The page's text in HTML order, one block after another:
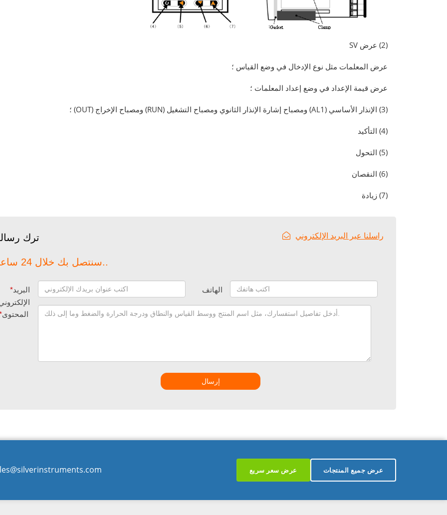
(2) عرض SV
عرض المعلمات مثل نوع الإدخال في وضع القياس ؛
عرض قيمة الإعداد في وضع إعداد المعلمات ؛
(3) الإنذار الأساسي (AL1) ومصباح إشارة الإنذار الثانوي ومصباح التشغيل (RUN) ومصباح الإخراج (OUT) ؛
(4) التأكيد
(5) التحول
(6) النقصان
(7) زيادة
ترك راسلنا عبر البريد الإلكتروني
سنتصل بك خلال 24 ساعة..
*البريد
الهاتف
المحتوى
إرسال
عرض سعر سريع عرض جميع المنتجات